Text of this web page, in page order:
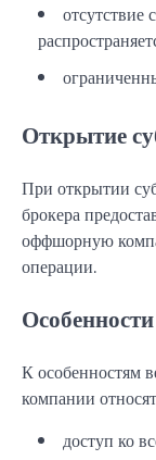
отсутствие
Открытие
При открытии
брокера
оффшорную
операции.
Особенности
К особенностям
компании
доступ ко